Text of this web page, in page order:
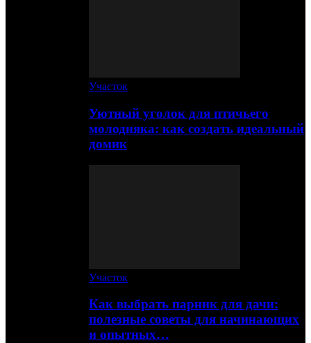
Участок
Уютный уголок для птичьего
молодняка: как создать идеальный
домик
Участок
Как выбрать парник для дачи:
полезные советы для начинающих
и опытных…